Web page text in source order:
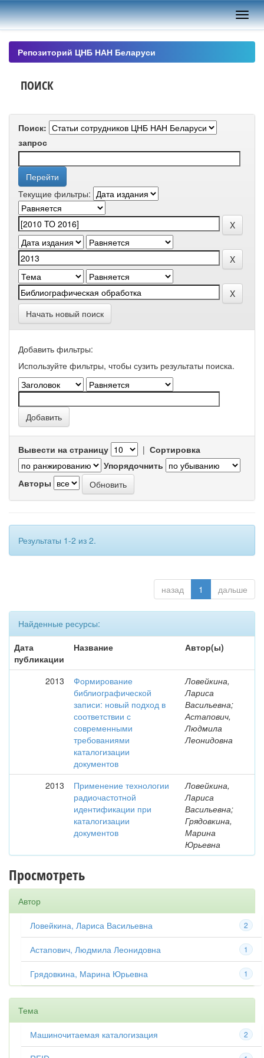
Skip
navigation
Репозиторий ЦНБ НАН Беларуси
ПОИСК
Поиск:
запрос
Текущие фильтры:
Начать новый поиск
Добавить фильтры:
Используйте фильтры, чтобы сузить результаты поиска.
Вывести на страницу | Сортировка
Упорядочнить
Авторы
Результаты 1-2 из 2.
назад 1 дальше
Найденные ресурсы:
Дата
публикации
Название Автор(ы)
2013
Формирование
библиографической
записи: новый подход в
соответствии с
современными
требованиями
каталогизации
документов
Ловейкина,
Лариса
Васильевна;
Астапович,
Людмила
Леонидовна
2013
Применение технологии
радиочастотной
идентификации при
каталогизации
документов
Ловейкина,
Лариса
Васильевна;
Грядовкина,
Марина
Юрьевна
Просмотреть
Автор
2
Ловейкина, Лариса Васильевна
1
Астапович, Людмила Леонидовна
1
Грядовкина, Марина Юрьевна
Тема
2
Машиночитаемая каталогизация